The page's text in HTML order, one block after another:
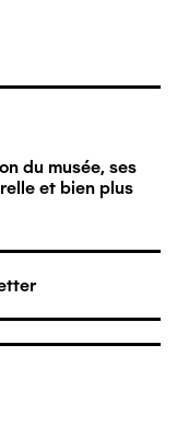
du musée, ses
et bien plus